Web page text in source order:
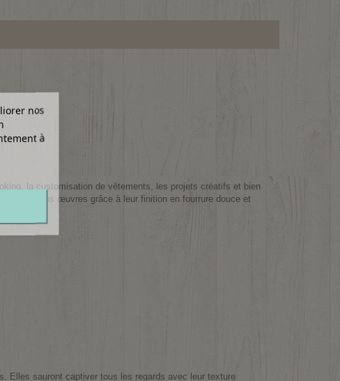
la customisation de vêtements, les projets créatifs et bien
à vos œuvres grâce à leur finition en fourrure douce et
Elles sauront captiver tous les regards avec leur texture
nos
à